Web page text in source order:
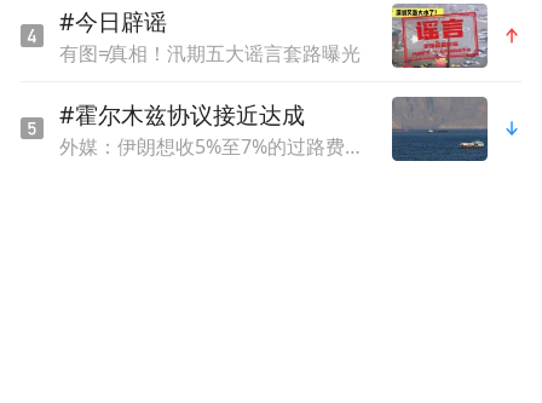
礼品店店主、和广式糖水铺老手艺人的热络
聊天、采访非遗掐丝珐琅传承人的故事以及
和追求真实的摄影工作室互动,以"五感体
验"解码岭南文化基因。美国学生塞缪尔认真
#今日辟谣
有图≠真相！汛期五大谣言套路曝光
#霍尔木兹协议接近达成
外媒：伊朗想收5%至7%的过路费，阿曼想收3%，美国希望免费